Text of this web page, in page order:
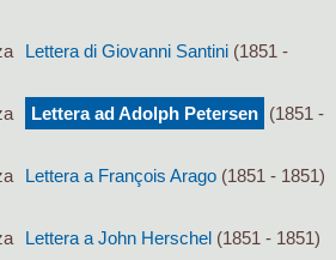
Lettera di Giovanni Santini (1851 -
Lettera ad Adolph Petersen (1851 -
Lettera a François Arago (1851 - 1851)
Lettera a John Herschel (1851 - 1851)